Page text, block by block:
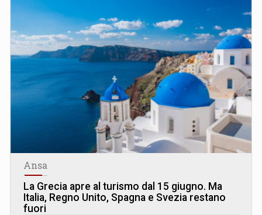
Ansa
La Grecia apre al turismo dal 15 giugno. Ma
Italia, Regno Unito, Spagna e Svezia restano
fuori